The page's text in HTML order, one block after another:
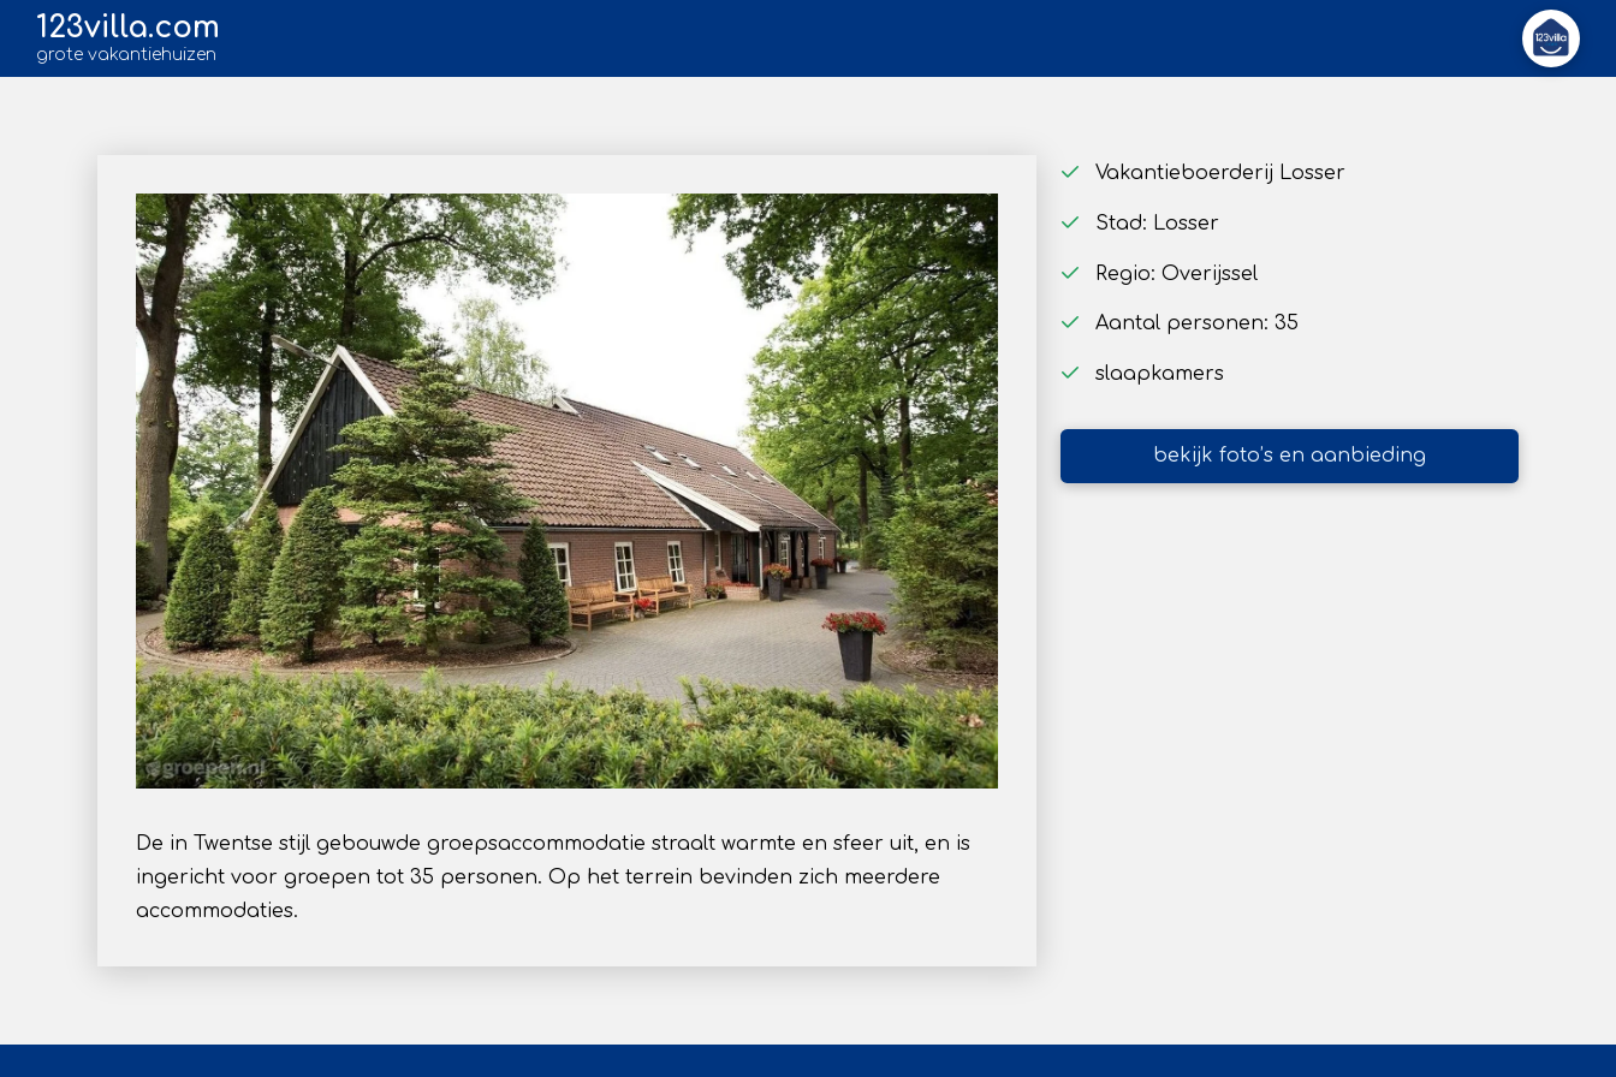
123villa.com
grote vakantiehuizen
De in Twentse stijl gebouwde groepsaccommodatie straalt warmte en sfeer uit, en is
ingericht voor groepen tot 35 personen. Op het terrein bevinden zich meerdere
accommodaties.
Vakantieboerderij Losser
Stad: Losser
Regio: Overijssel
Aantal personen: 35
slaapkamers
bekijk foto’s en aanbieding